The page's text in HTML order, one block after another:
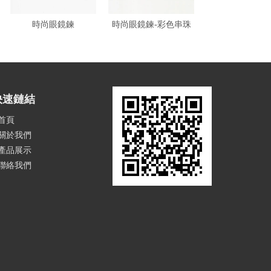
時尚眼鏡鍊 時尚眼鏡鍊-彩色串珠
速鏈結
頁
於我們
品展示
絡我們